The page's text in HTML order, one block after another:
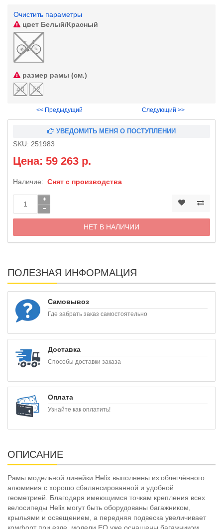
Очистить параметры
цвет Белый/Красный
размер рамы (см.)
48
52
<< Предыдущий Следующий >>
УВЕДОМИТЬ МЕНЯ О ПОСТУПЛЕНИИ
SKU: 251983
Цена: 59 263 р.
Наличие: Снят с производства
НЕТ В НАЛИЧИИ
ПОЛЕЗНАЯ ИНФОРМАЦИЯ
Самовывоз
Где забрать заказ самостоятельно
Доставка
Способы доставки заказа
Оплата
Узнайте как оплатить!
ОПИСАНИЕ
Рамы модельной линейки Helix выполнены из облегчённого
алюминия с хорошо сбалансированной и удобной
геометрией. Благодаря имеющимся точкам крепления всех
велосипеды Helix могут быть оборудованы багажником,
крыльями и освещением, а передняя подвеска увеличивает
комфорт при езде, модели EQ уже оснащены багажником,